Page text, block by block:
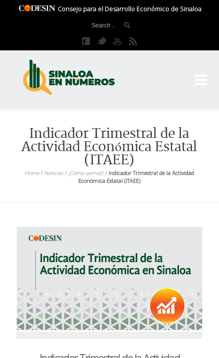
Consejo para el Desarrollo Económico de Sinaloa
Indicador Trimestral de la
Actividad Económica Estatal
(ITAEE)
Home/ Noticias/ ¿Cómo vamos?/ Indicador Trimestral de la Actividad
Económica Estatal (ITAEE)